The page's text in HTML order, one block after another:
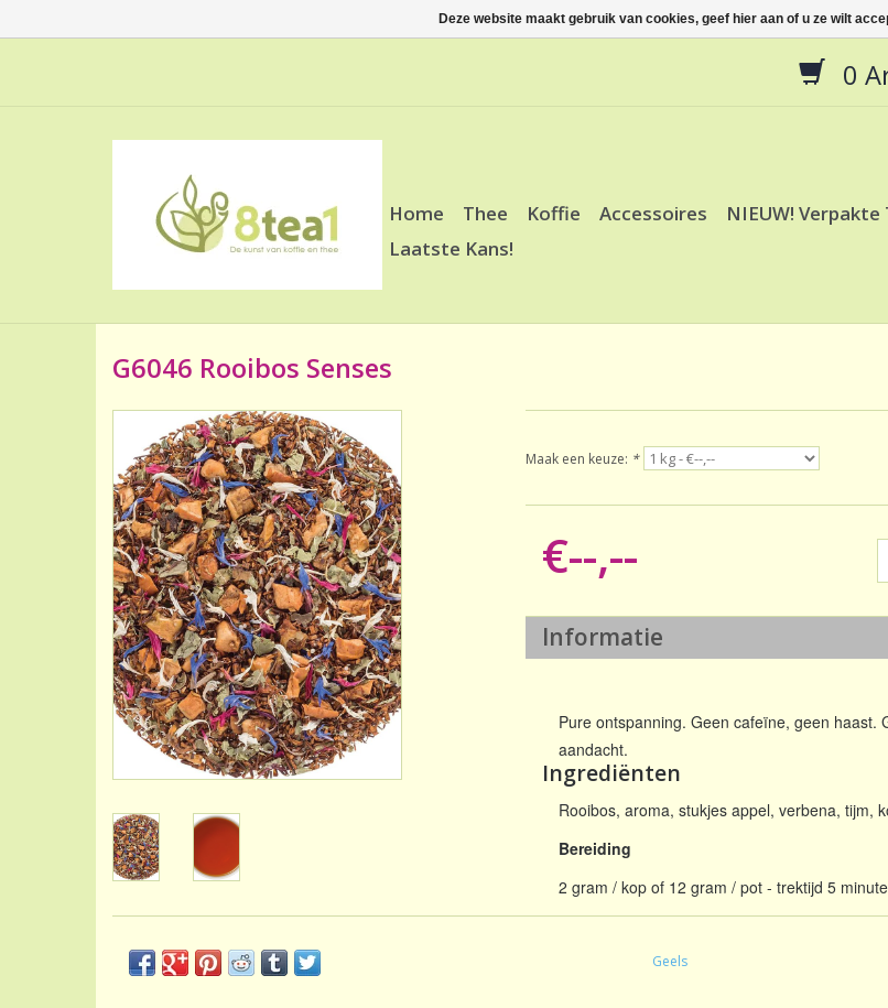
0
Home Thee Koffie Accessoires NIEUW! Verpakte
Laatste Kans!
G6046 Rooibos Senses
Maak een keuze: *
€--,--
Informatie
Pure ontspanning. Geen cafeïne, geen haast.
aandacht.
Ingrediënten
Rooibos, aroma, stukjes appel, verbena, tijm,
Bereiding
2 gram / kop of 12 gram / pot - trektijd 5
Geels
Deze website maakt gebruik van cookies, geef hier aan of u ze wilt